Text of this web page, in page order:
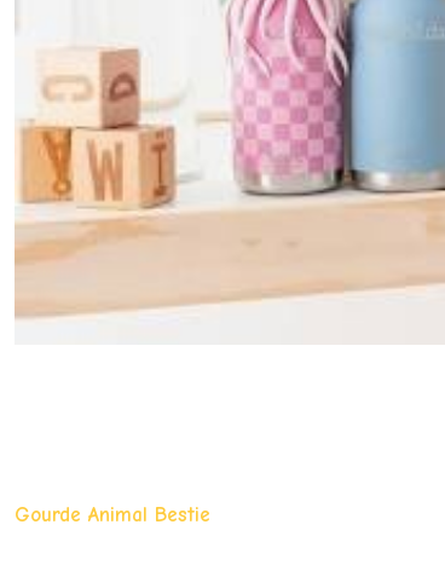
Gourde Animal Bestie